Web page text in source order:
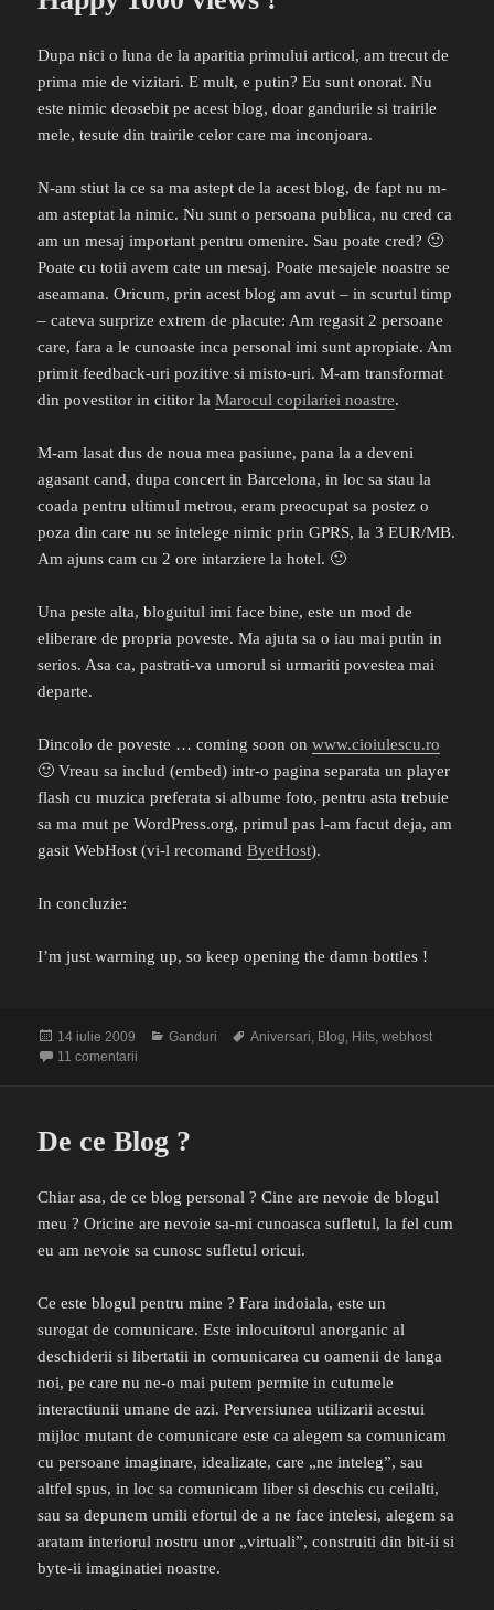
Dupa nici o luna de la aparitia primului articol, am trecut de
prima mie de vizitari. E mult, e putin? Eu sunt onorat. Nu
este nimic deosebit pe acest blog, doar gandurile si trairile
mele, tesute din trairile celor care ma inconjoara.
N-am stiut la ce sa ma astept de la acest blog, de fapt nu m-
am asteptat la nimic. Nu sunt o persoana publica, nu cred ca
am un mesaj important pentru omenire. Sau poate cred? 🙂
Poate cu totii avem cate un mesaj. Poate mesajele noastre se
aseamana. Oricum, prin acest blog am avut – in scurtul timp
– cateva surprize extrem de placute: Am regasit 2 persoane
care, fara a le cunoaste inca personal imi sunt apropiate. Am
primit feedback-uri pozitive si misto-uri. M-am transformat
din povestitor in cititor laMarocul copilariei noastre.
M-am lasat dus de noua mea pasiune, pana la a deveni
agasant cand, dupa concert in Barcelona, in loc sa stau la
coada pentru ultimul metrou, eram preocupat sa postez o
poza din care nu se intelege nimic prin GPRS, la 3 EUR/MB.
Am ajuns cam cu 2 ore intarziere la hotel. 🙂
Una peste alta, bloguitul imi face bine, este un mod de
eliberare de propria poveste. Ma ajuta sa o iau mai putin in
serios. Asa ca, pastrati-va umorul si urmariti povestea mai
departe.
Dincolo de poveste … coming soon onwww.cioiulescu.ro
🙂 Vreau sa includ (embed) intr-o pagina separata un player
flash cu muzica preferata si albume foto, pentru asta trebuie
sa ma mut pe WordPress.org, primul pas l-am facut deja, am
gasit WebHost (vi-l recomandByetHost).
In concluzie:
I’m just warming up, so keep opening the damn bottles !
Publicat
pe
14 iulie 2009 Categorii
Ganduri Etichete
Aniversari, Blog, Hits,webhost
11 comentarii
De ce Blog ?
Chiar asa, de ce blog personal ? Cine are nevoie de blogul
meu ? Oricine are nevoie sa-mi cunoasca sufletul, la fel cum
eu am nevoie sa cunosc sufletul oricui.
Ce este blogul pentru mine ? Fara indoiala, este un
surogat de comunicare. Este inlocuitorul anorganic al
deschiderii si libertatii in comunicarea cu oamenii de langa
noi, pe care nu ne-o mai putem permite in cutumele
interactiunii umane de azi. Perversiunea utilizarii acestui
mijloc mutant de comunicare este ca alegem sa comunicam
cu persoane imaginare, idealizate, care „ne inteleg”, sau
altfel spus, in loc sa comunicam liber si deschis cu ceilalti,
sau sa depunem umili efortul de a ne face intelesi, alegem sa
aratam interiorul nostru unor „virtuali”, construiti din bit-ii si
byte-ii imaginatiei noastre.